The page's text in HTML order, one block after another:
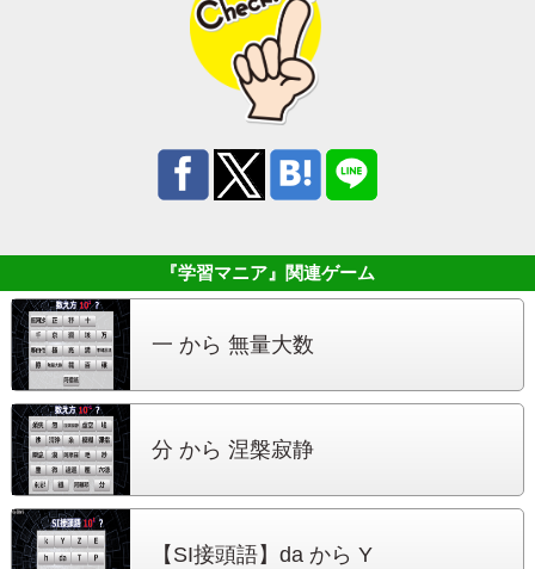
『学習マニア』 関連ゲーム
一 から 無量大数
分 から 涅槃寂静
【SI接頭語】 da から Y